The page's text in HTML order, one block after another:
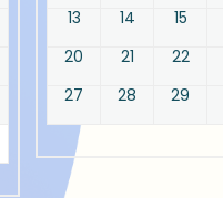
13
14 15
20
21 22
27
28 29